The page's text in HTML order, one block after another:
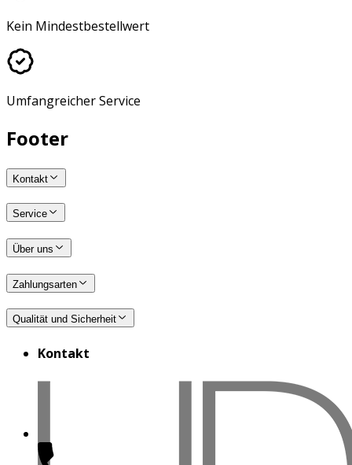
Kein Mindestbestellwert
Umfangreicher Service
Footer
Kontakt
Service
Über uns
Zahlungsarten
Qualität und Sicherheit
Kontakt